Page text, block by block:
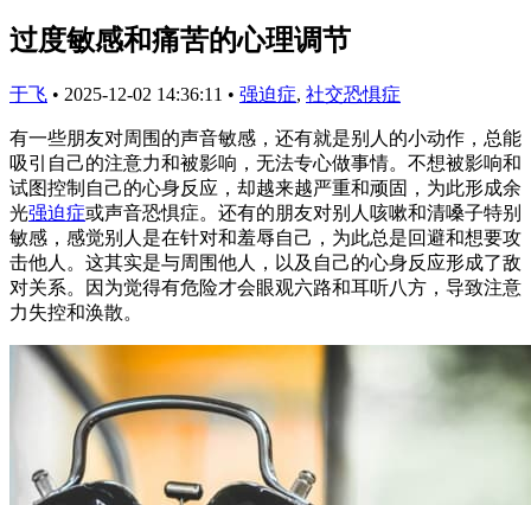
过度敏感和痛苦的心理调节
于飞 • 2025-12-02 14:36:11 • 强迫症, 社交恐惧症
有一些朋友对周围的声音敏感，还有就是别人的小动作，总能
吸引自己的注意力和被影响，无法专心做事情。不想被影响和
试图控制自己的心身反应，却越来越严重和顽固，为此形成余
光强迫症或声音恐惧症。还有的朋友对别人咳嗽和清嗓子特别
敏感，感觉别人是在针对和羞辱自己，为此总是回避和想要攻
击他人。这其实是与周围他人，以及自己的心身反应形成了敌
对关系。因为觉得有危险才会眼观六路和耳听八方，导致注意
力失控和涣散。